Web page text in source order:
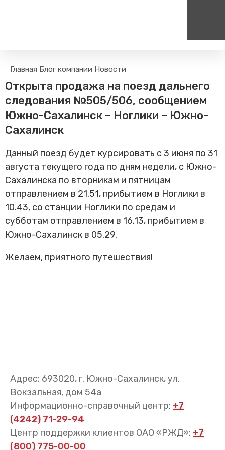
Пассажирам
Билетные кассы на станциях
Тарифы и льготы
Правила
Маломобильным
Прочие услуги
Моя карта попала в стоп-
лист
Трансфер пассажиров
на сайт
Организованные туры
Единый номер вызова экстренных служб
112
Главная Блог компании Новости
Открыта продажа на поезд дальнего
следования №505/506, сообщением
Южно-Сахалинск – Ноглики – Южно-
Сахалинск
Данный поезд будет курсировать с 3 июня по 31
августа текущего года по дням недели, с Южно-
Сахалинска по вторникам и пятницам
отправлением в 21.51, прибытием в Ноглики в
10.43, со станции Ноглики по средам и
субботам отправлением в 16.13, прибытием в
Южно-Сахалинск в 05.29.
Желаем, приятного путешествия!
Адрес: 693020, г. Южно-Сахалинск, ул.
Вокзальная, дом 54а
Информационно-справочный центр: +7
(4242) 71-29-94
Центр поддержки клиентов ОАО «РЖД»: +7
(800) 775-00-00